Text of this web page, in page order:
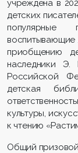
учреждена в
детских
популярные
воспитывающие
приобщению
наследники Э.
Российской
детская
культуры,
к чтению
Общий призовой